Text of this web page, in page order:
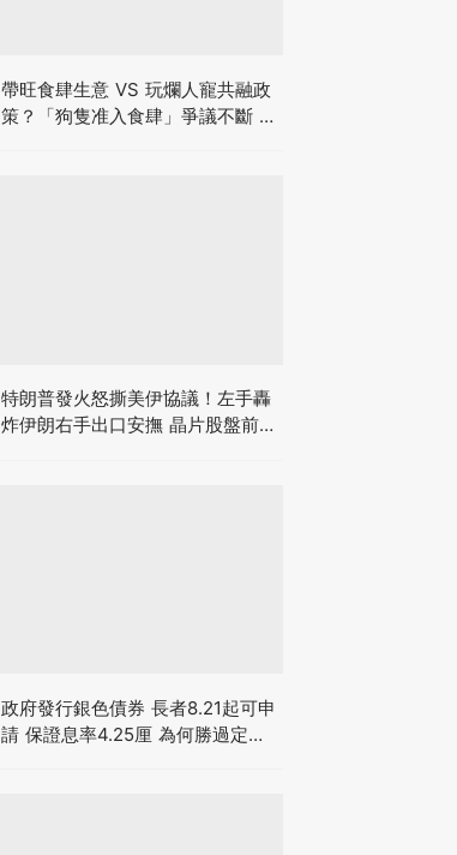
帶旺食肆生意 VS 玩爛人寵共融政
策？「狗隻准入食肆」爭議不斷 業
特朗普發火怒撕美伊協議！左手轟
炸伊朗右手出口安撫 晶片股盤前暴
政府發行銀色債券 長者8.21起可申
請 保證息率4.25厘 為何勝過定存